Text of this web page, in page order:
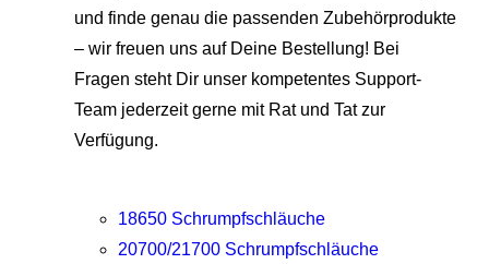
und finde genau die passenden Zubehörprodukte
– wir freuen uns auf Deine Bestellung! Bei
Fragen steht Dir unser kompetentes Support-
Team jederzeit gerne mit Rat und Tat zur
Verfügung.
18650 Schrumpfschläuche
20700/21700 Schrumpfschläuche